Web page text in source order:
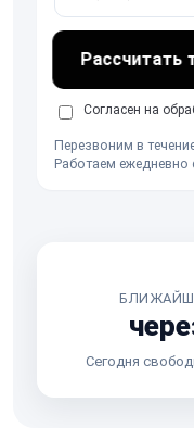
Рассчитать
Согласен на
Перезвоним в
Работаем ежедневно
Сегодня